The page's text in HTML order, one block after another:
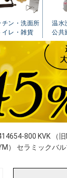
チン・洗面所
イレ・雑貨
温水
公共
800 KVK （
） セラミックバル